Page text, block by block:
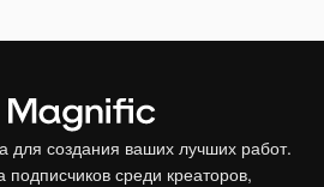
для создания ваших лучших работ.
среди креаторов,